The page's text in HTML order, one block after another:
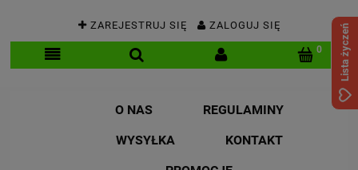
ZAREJESTRUJ SIĘ ZALOGUJ SIĘ
O NAS
REGULAMINY
WYSYŁKA
KONTAKT
Lista życzeń